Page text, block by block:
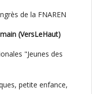
de la FNAREN
(VersLeHaut)
"Jeunes des
petite enfance,